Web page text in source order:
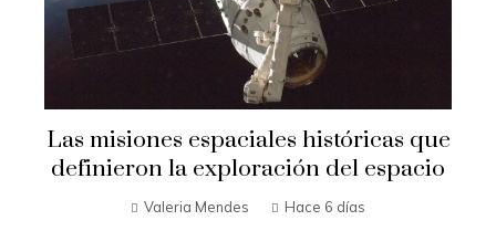
Las misiones espaciales históricas que
definieron la exploración del espacio
Valeria Mendes Hace 6 días